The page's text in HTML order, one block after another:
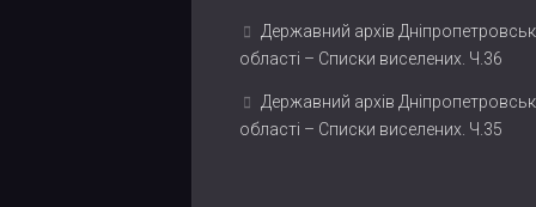
Державний архів
області – Списки виселених. Ч.36
Державний архів
області – Списки виселених. Ч.35